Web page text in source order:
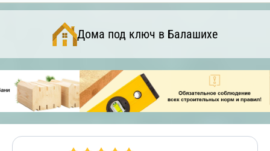
Дома под ключ в Балашихе